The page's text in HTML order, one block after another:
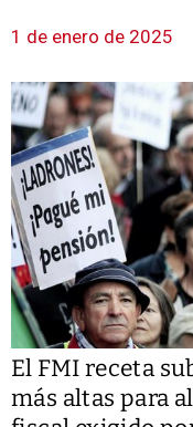
1 de enero de 2025
El FMI receta
más altas para